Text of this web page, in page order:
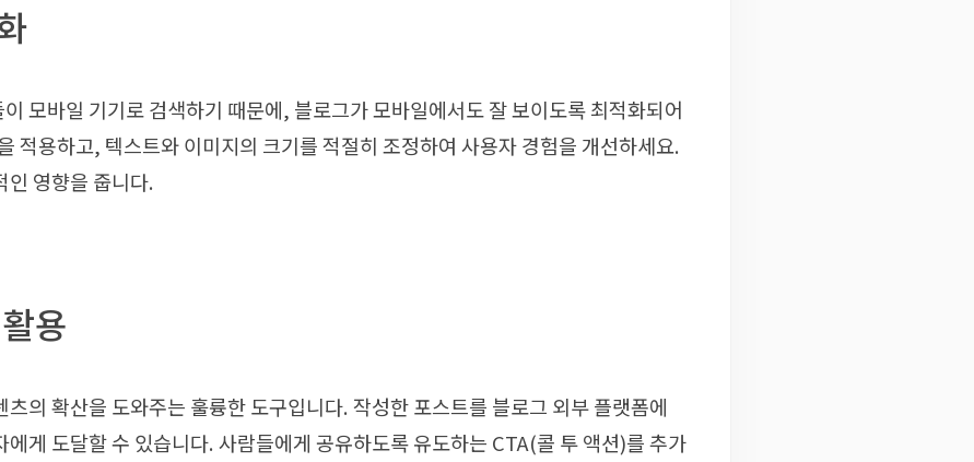
모바일 기기로 검색하기 때문에, 블로그가 모바일에서도 잘 보이도록 최적화되어
적용하고, 텍스트와 이미지의 크기를 적절히 조정하여 사용자 경험을 개선하세요.
인 영향을 줍니다.
용
의 확산을 도와주는 훌륭한 도구입니다. 작성한 포스트를 블로그 외부 플랫폼에
에게 도달할 수 있습니다. 사람들에게 공유하도록 유도하는 CTA(콜 투 액션)를 추가